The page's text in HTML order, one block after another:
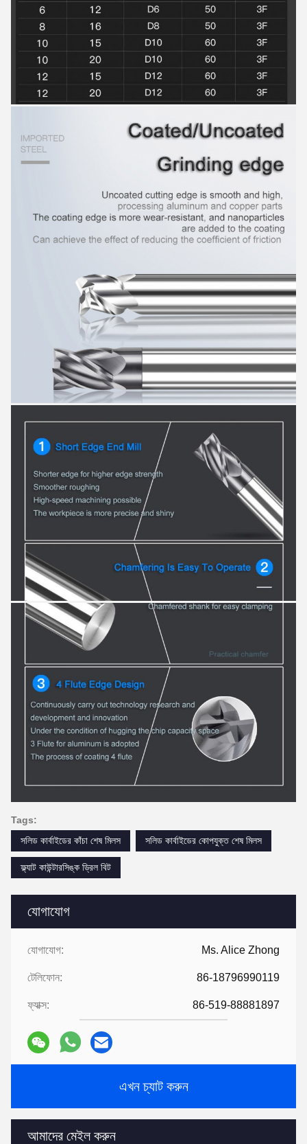
যোগাযোগ
যোগাযোগ: Ms. Alice Zhong
টেলিফোন: 86-18796990119
ফ্যাক্স: 86-519-88881897
এখন চ্যাট করুন
আমাদের মেইল ​​করুন
Tags:
সলিড কার্বাইডের কাঁচা শেষ মিলস
সলিড কার্বাইডের কোপযুক্ত শেষ মিলস
ফ্ল্যাট কাউন্টারসিঙ্ক ড্রিল বিট